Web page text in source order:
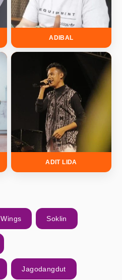
ADIBAL
ADIT LIDA
Wings Soklin
Jagodangdut